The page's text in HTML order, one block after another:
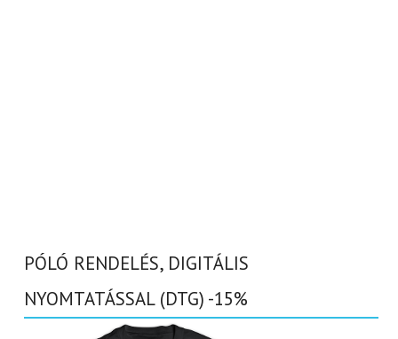
PÓLÓ RENDELÉS, DIGITÁLIS
NYOMTATÁSSAL (DTG) -15%